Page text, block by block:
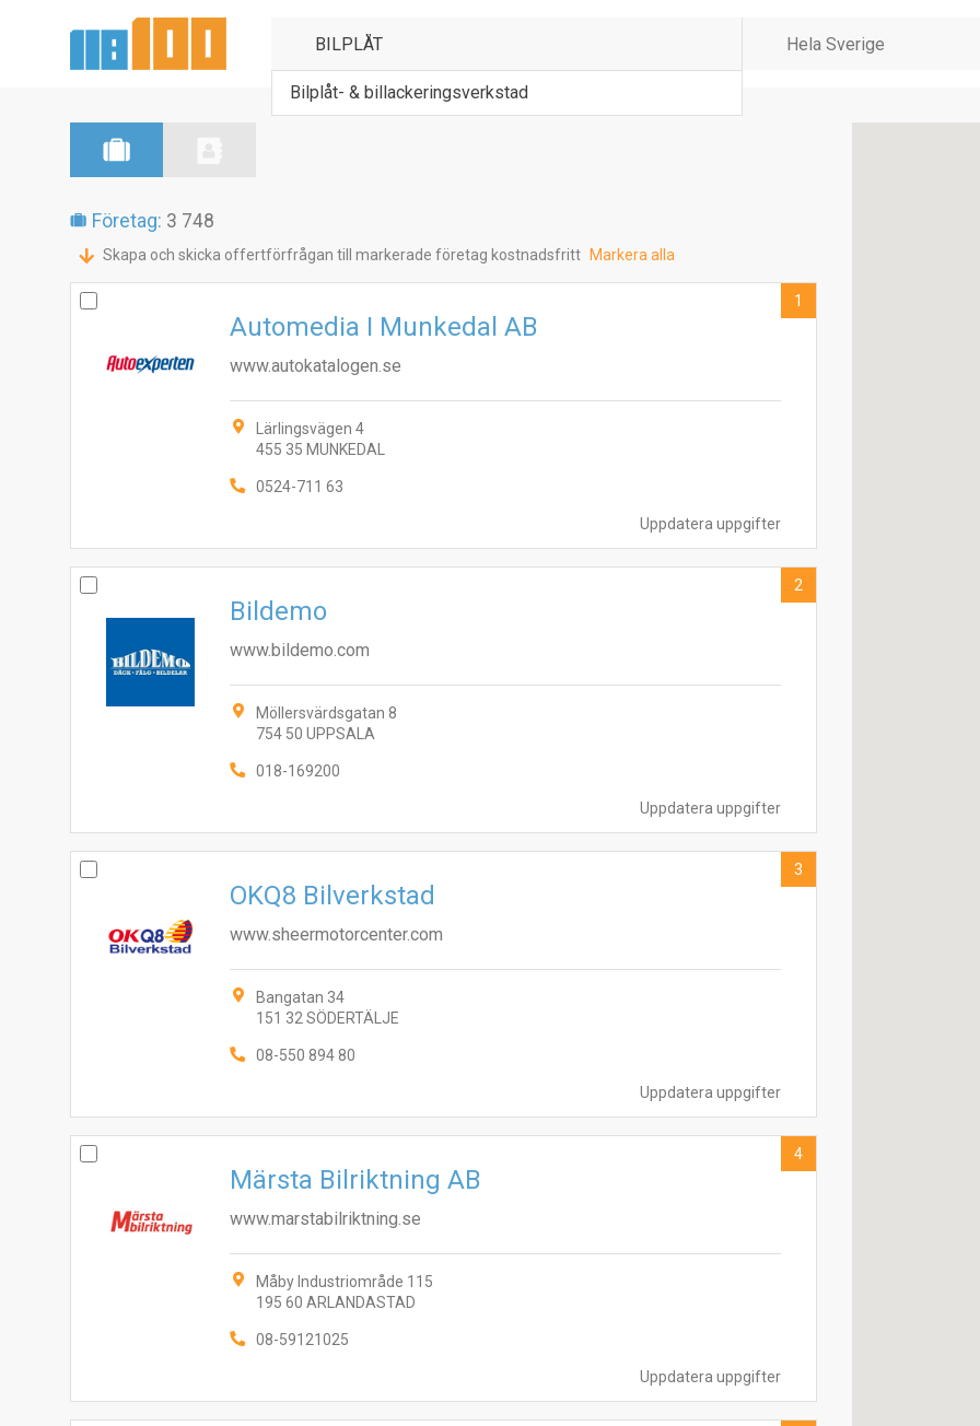
Bilplåt- & billackeringsverkstad
Företag: 3 748
Skapa och skicka offertförfrågan till markerade företag kostnadsfritt Markera alla
Uppdatera uppgifter
Automedia I Munkedal AB
www.autokatalogen.se
Lärlingsvägen 4
455 35 MUNKEDAL
0524-711 63
1
Uppdatera uppgifter
Bildemo
www.bildemo.com
Möllersvärdsgatan 8
754 50 UPPSALA
018-169200
2
Uppdatera uppgifter
OKQ8 Bilverkstad
www.sheermotorcenter.com
Bangatan 34
151 32 SÖDERTÄLJE
08-550 894 80
3
Uppdatera uppgifter
Märsta Bilriktning AB
www.marstabilriktning.se
Måby Industriområde 115
195 60 ARLANDASTAD
08-59121025
4